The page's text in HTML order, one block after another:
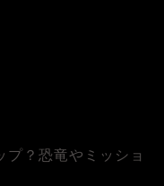
？恐竜やミッショ